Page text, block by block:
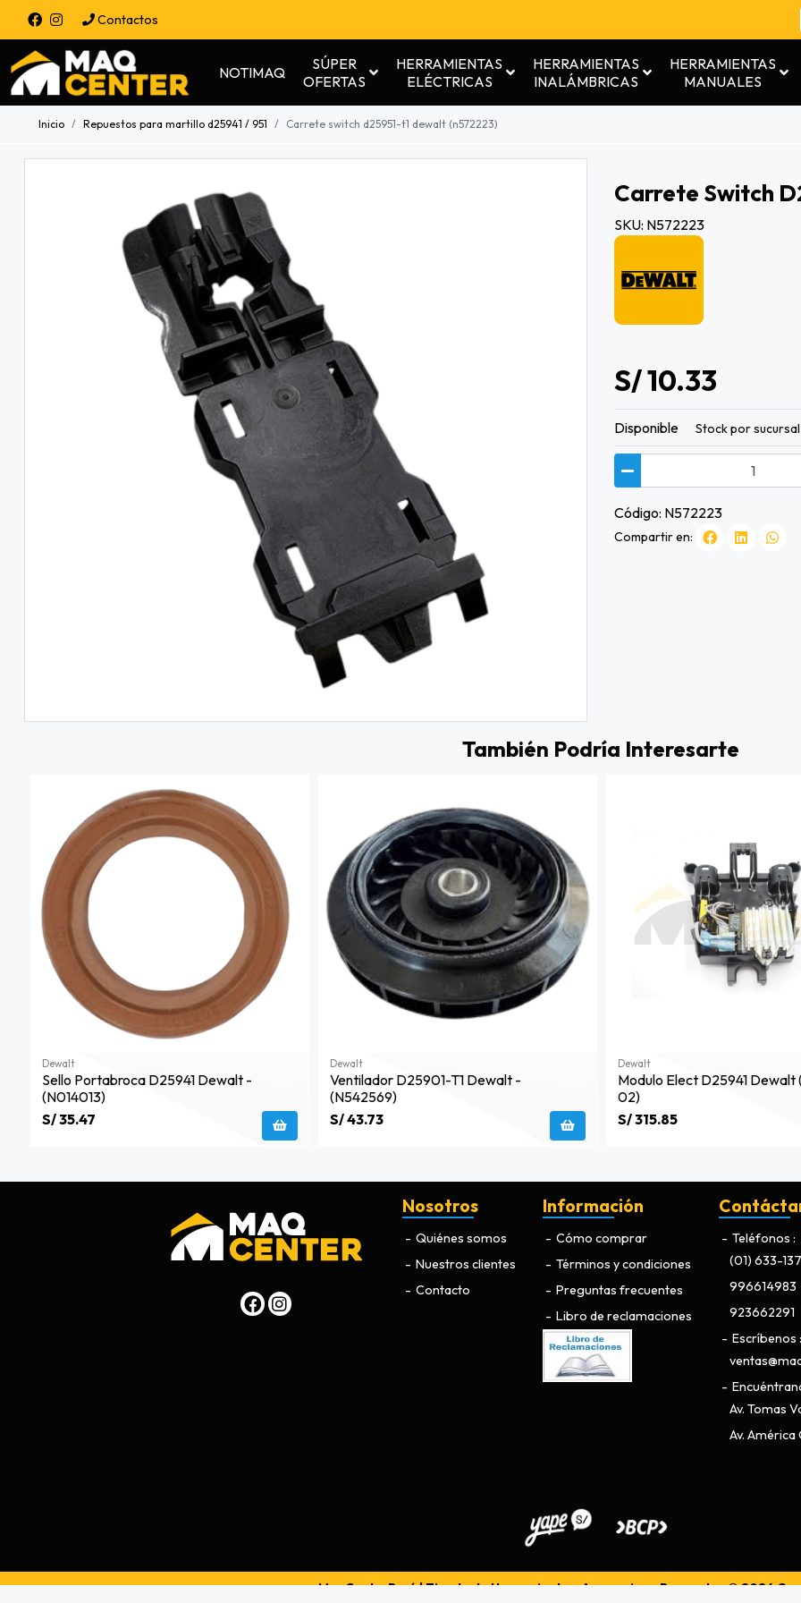
Contactos
NOTIMAQ
SÚPER
OFERTAS
HERRAMIENTAS
ELÉCTRICAS
HERRAMIENTAS
INALÁMBRICAS
HERRAMIENTAS
MANUALES
Inicio Repuestos para martillo d25941 / 951 Carrete switch d25951-t1 dewalt (n572223)
Carrete Switch
SKU: N572223
S/ 10.33
Disponible Stock por sucursal
Código: N572223
Compartir en:
También Podría Interesarte
Dewalt
Sello Portabroca D25941 Dewalt -
(n014013)
S/ 35.47
Dewalt
Ventilador D25901-T1 Dewalt -
(n542569)
S/ 43.73
Dewalt
Modulo Elect D25941 Dewalt
02)
S/ 315.85
Nosotros
Quiénes somos
Nuestros clientes
Contacto
Información
Cómo comprar
Términos y condiciones
Preguntas frecuentes
Libro de reclamaciones
Teléfonos
(01) 633-
996614983
923662291
Escríbenos
Av. Tomas
Av. América
MaqCenterPerú | Tienda de Herramientas, Accesorios y Repuestos © 2026